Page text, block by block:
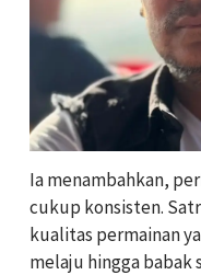
Ia menambahkan,
cukup konsisten.
kualitas permainan
melaju hingga babak